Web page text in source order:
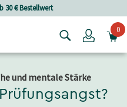
30 € Bestellwert
Login0
und mentale Stärke